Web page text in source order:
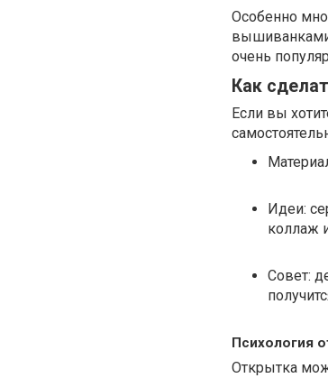
Особенно
очень
Как
Если вы
Идеи:
коллаж
Совет:
Психология
Открытка